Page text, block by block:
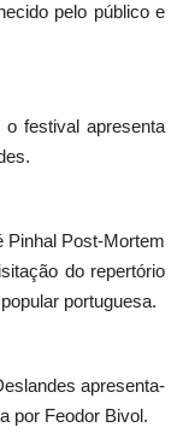
pelo público e
festival apresenta
Pinhal Post-Mortem
do repertório
portuguesa.
apresenta-
por Feodor Bivol.